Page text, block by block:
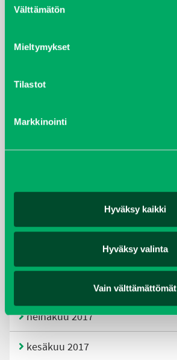
valinta
Välttämätön
Mieltymykset
Tilastot
Markkinointi
Hyväksy kaikki
Hyväksy valinta
Vain välttämättömät
lokakuu 2021
kesäkuu 2021
helmikuu 2019
elokuu 2018
heinäkuu 2017
kesäkuu 2017